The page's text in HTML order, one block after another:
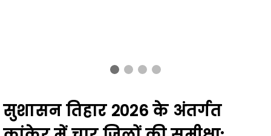
सुशासन तिहार 2026 के अंतर्गत
कांकेर में चार जिलों की समीक्षा:
मुख्यमंत्री श्री साय ने जनकल्याणकारी